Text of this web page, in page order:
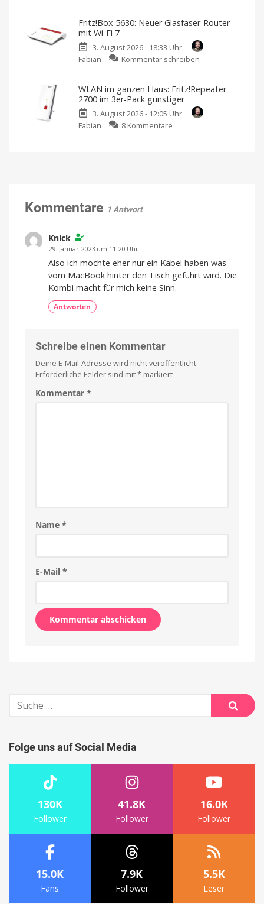
Mein
noch
anderer
Zwei
Ladegeräte
für
Welt
Inklusive
austauschbarer
Netzstecker
Fritz!Box 5630: Neuer Glasfaser-Router
mit Wi-Fi 7
3. August 2026 - 18:33 Uhr
Fabian
Kommentar schreiben
Neuer
Router
WLAN im ganzen Haus: Fritz!Repeater
2700 im 3er-Pack günstiger
3. August 2026 - 12:05 Uhr
Fabian
8 Kommentare
Fritz!Box
Kommentare 1 Antwort
Knick
29. Januar 2023 um 11:20 Uhr
Also ich möchte eher nur ein Kabel haben was
vom MacBook hinter den Tisch geführt wird. Die
Kombi macht für mich keine Sinn.
Antworten
Schreibe einen Kommentar
Deine E-Mail-Adresse wird nicht veröffentlicht.
Erforderliche Felder sind mit* markiert
Kommentar *
Name *
E-Mail *
Suche
nach:
Suche
Folge uns auf Social Media
130K
Follower
41.8K
Follower
16.0K
Follower
15.0K
Fans
7.9K
Follower
5.5K
Leser